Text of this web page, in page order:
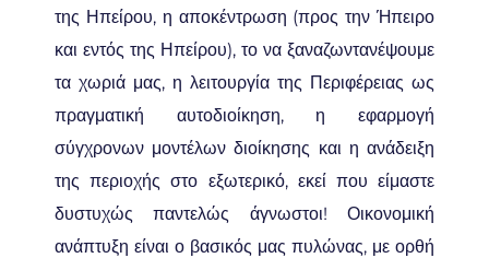
της Ηπείρου, η αποκέντρωση (προς την Ήπειρο
και εντός της Ηπείρου), το να ξαναζωντανέψουμε
τα χωριά μας, η λειτουργία της Περιφέρειας ως
πραγματική αυτοδιοίκηση, η εφαρμογή
σύγχρονων μοντέλων διοίκησης και η ανάδειξη
της περιοχής στο εξωτερικό, εκεί που είμαστε
δυστυχώς παντελώς άγνωστοι! Οικονομική
ανάπτυξη είναι ο βασικός μας πυλώνας, με ορθή